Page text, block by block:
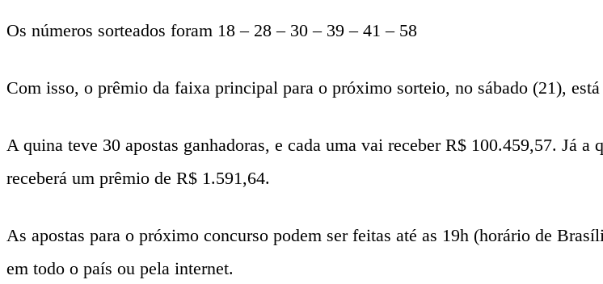
Os números sorteados foram 18 – 28 – 30 – 39 – 41 – 58
Com isso, o prêmio da faixa principal para o próximo sorteio, no sábado (21),
A quina teve 30 apostas ganhadoras, e cada uma vai receber R$ 100.459,57. Já a
receberá um prêmio de R$ 1.591,64.
As apostas para o próximo concurso podem ser feitas até as 19h (horário de
em todo o país ou pela internet.